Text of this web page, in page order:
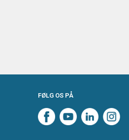
FØLG OS PÅ